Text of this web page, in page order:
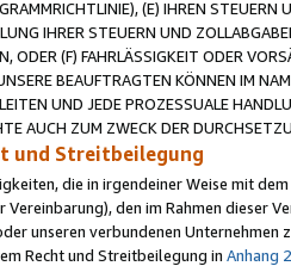
(E) IHREN
IHRER STEUERN UND
ODER (F) FAHRLÄSSIGKEIT ODER
BEAUFTRAGTEN KÖNNEN IM
UND JEDE PROZESSUALE
AUCH ZUM ZWECK DER
und Streitbeilegung
die in irgendeiner Weise mit
Vereinbarung), den im Rahmen dieser
unseren verbundenen
Recht und Streitbeilegung in Anhang 2